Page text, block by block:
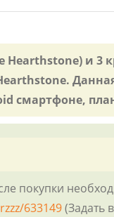
Hearthstone) и
смартфоне,
покупки
633149(Задать